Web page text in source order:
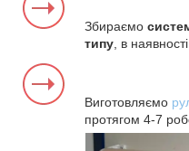
Збираємо
типу, в
Виготовляємо
протягом 4-7